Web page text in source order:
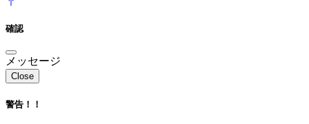
確認
メッセージ
Close
警告！！